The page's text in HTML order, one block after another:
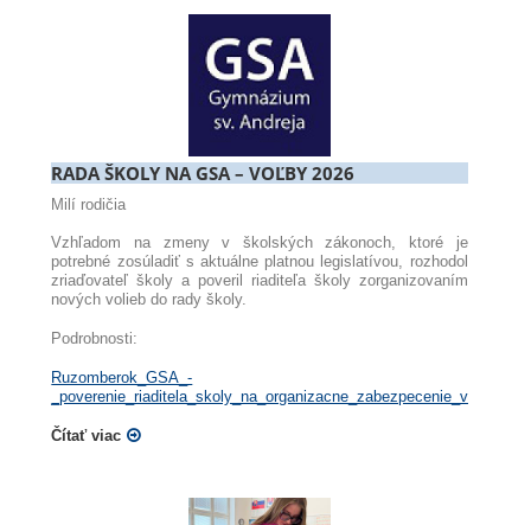
RADA ŠKOLY NA GSA – VOĽBY 2026
Milí rodičia
Vzhľadom na zmeny v školských zákonoch, ktoré je
potrebné zosúladiť s aktuálne platnou legislatívou, rozhodol
zriaďovateľ školy a poveril riaditeľa školy zorganizovaním
nových volieb do rady školy.
Podrobnosti:
Ruzomberok_GSA_-
Čítať viac